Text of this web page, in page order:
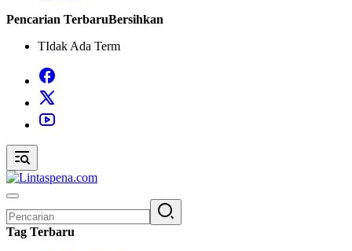
Pencarian TerbaruBersihkan
TIdak Ada Term
untuk:
Tag Terbaru